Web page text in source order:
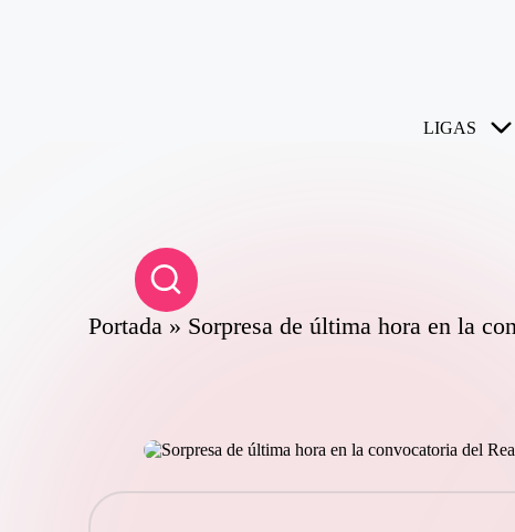
LIGAS
Portada » Sorpresa de última hora en la